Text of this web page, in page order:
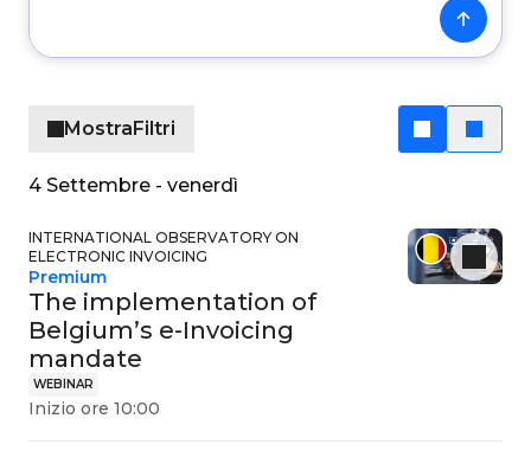
MostraFiltri
4 Settembre - venerdì
INTERNATIONAL OBSERVATORY ON
ELECTRONIC INVOICING
WEBINAR
The implementation of
Belgium’s e-Invoicing
mandate
Premium
Inizio ore 10:00